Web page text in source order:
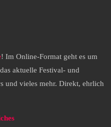
! Im Online-Format geht es um
aktuelle Festival- und
und vieles mehr. Direkt, ehrlich